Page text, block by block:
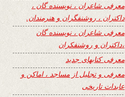
معرفی شاعران ، نویسنده گان ،
داکتران ، روشنفگران و هنرمندان.
معرفی شاعران ، نویسنده گان
،داکتران و روشنفکران
معرفی کتابهای جدید
معرفی و تجلیل از مساجد ، اماکن و
عابدات تاریخی